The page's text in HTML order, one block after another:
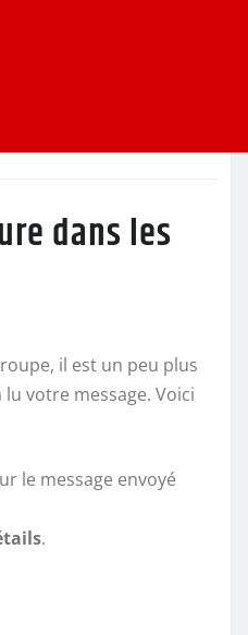
dans les
il est un peu plus
votre message. Voici
le message envoyé
.